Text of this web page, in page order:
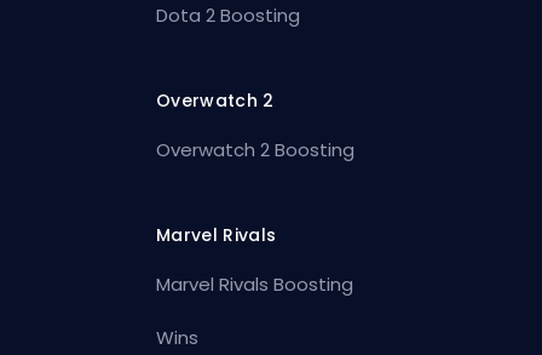
Dota 2 Boosting
Overwatch 2
Overwatch 2 Boosting
Marvel Rivals
Marvel Rivals Boosting
Wins